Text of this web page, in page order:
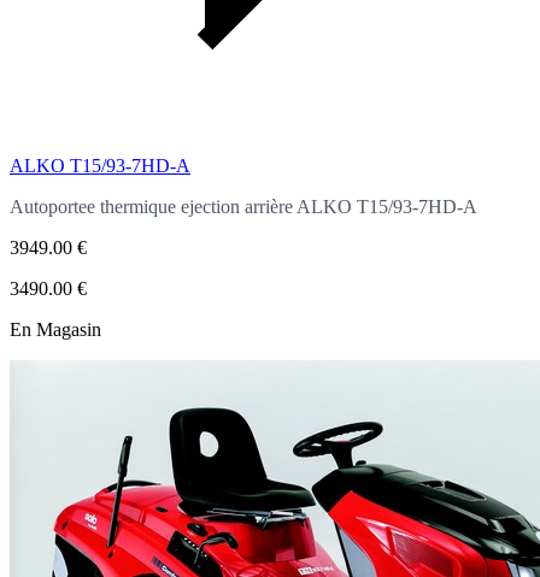
ALKO T15/93-7HD-A
Autoportee thermique ejection arrière ALKO T15/93-7HD-A
3949.00 €
3490.00 €
En Magasin